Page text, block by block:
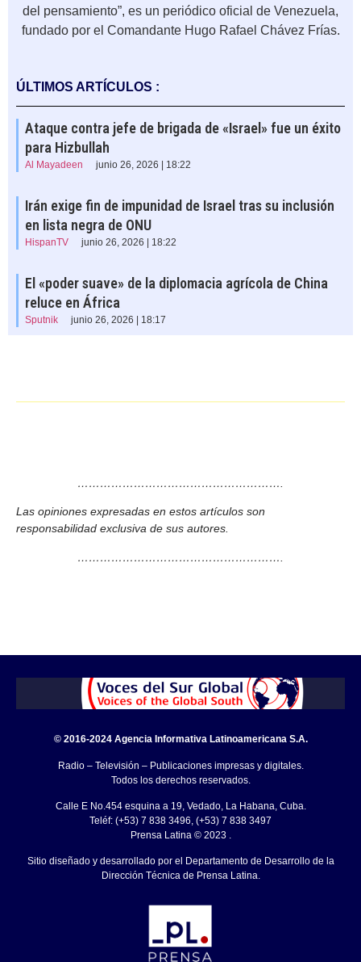
del pensamiento”, es un periódico oficial de Venezuela,
fundado por el Comandante Hugo Rafael Chávez Frías.
ÚLTIMOS ARTÍCULOS :
Ataque contra jefe de brigada de «Israel» fue un éxito
para Hizbullah
Al Mayadeen junio 26, 2026 | 18:22
Irán exige fin de impunidad de Israel tras su inclusión
en lista negra de ONU
HispanTV junio 26, 2026 | 18:22
El «poder suave» de la diplomacia agrícola de China
reluce en África
Sputnik junio 26, 2026 | 18:17
……………………………………………….
Las opiniones expresadas en estos artículos son
responsabilidad exclusiva de sus autores.
……………………………………………….
© 2016-2024 Agencia Informativa Latinoamericana S.A.
Radio – Televisión – Publicaciones impresas y digitales.
Todos los derechos reservados.
Calle E No.454 esquina a 19, Vedado, La Habana, Cuba.
Teléf: (+53) 7 838 3496, (+53) 7 838 3497
Prensa Latina © 2023 .
Sitio diseñado y desarrollado por el Departamento de Desarrollo de la
Dirección Técnica de Prensa Latina.